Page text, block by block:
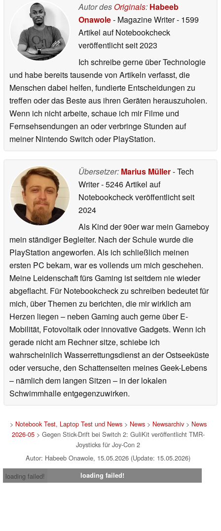
Autor des Originals: Habeeb
Onawole- Magazine Writer- 1599
Artikel auf Notebookcheck
veröffentlichtseit 2023
Ich schreibe gerne über Technologie
und habe bereits tausende von Artikeln verfasst, die
Menschen dabei helfen, fundierte Entscheidungen zu
treffen oder das Beste aus ihren Geräten herauszuholen.
Wenn ich nicht arbeite, schaue ich mir Filme und
Fernsehsendungen an oder verbringe Stunden auf
meiner Nintendo Switch oder PlayStation.
Übersetzer: Marius Müller- Tech
Writer- 5246 Artikel auf
Notebookcheck veröffentlichtseit
2024
Als Kind der 90er war mein Gameboy
mein ständiger Begleiter. Nach der Schule wurde die
PlayStation angeworfen. Als ich schließlich meinen
ersten PC bekam, war es vollends um mich geschehen.
Meine Leidenschaft fürs Gaming ist seitdem nie wieder
abgeflacht. Für Notebookcheck zu schreiben bedeutet für
mich, über Themen zu berichten, die mir wirklich am
Herzen liegen – neben Gaming auch gerne über E-
Mobilität, Fotovoltaik oder innovative Gadgets. Wenn ich
gerade nicht am Rechner sitze, schiebe ich
wahrscheinlich Wasserrettungsdienst an der Ostseeküste
oder versuche, den Schattenseiten meines Geek-Lebens
– nämlich dem langen Sitzen – in der lokalen
Schwimmhalle entgegenzuwirken.
> Notebook Test, Laptop Test und News> News> Newsarchiv> News
2026-05> Gegen Stick-Drift bei Switch 2: GuliKit veröffentlicht TMR-
Joysticks für Joy-Con 2
Autor: Habeeb Onawole, 15.05.2026 (Update: 15.05.2026)
loading failed!
loading failed!